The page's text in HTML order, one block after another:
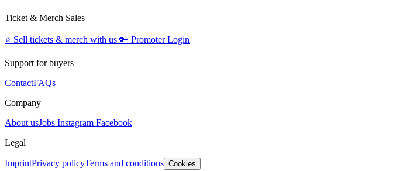
Ticket & Merch Sales
⭐️ Sell tickets & merch with us 🔑 Promoter Login
Support for buyers
ContactFAQs
Company
About usJobs Instagram Facebook
Legal
ImprintPrivacy policyTerms and conditions Cookies